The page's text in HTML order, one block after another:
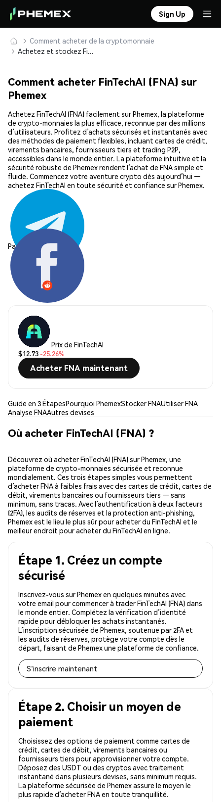
Sign Up
Comment acheter de la cryptomonnaie
Achetez et stockez FinTechAI (FNA) en toute sécurité
Comment acheter FinTechAI (FNA) sur
Phemex
Achetez FinTechAI (FNA) facilement sur Phemex, la plateforme
de crypto-monnaies la plus efficace, reconnue par des millions
d’utilisateurs. Profitez d’achats sécurisés et instantanés avec
des méthodes de paiement flexibles, incluant cartes de crédit,
virements bancaires, fournisseurs tiers et trading P2P,
accessibles dans le monde entier. La plateforme intuitive et la
sécurité robuste de Phemex rendent l’achat de FNA simple et
fluide. Commencez votre aventure crypto dès aujourd’hui —
achetez FinTechAI en toute sécurité et confiance sur Phemex.
Partager:
Prix de FinTechAI
$12.73 -25.26%
Acheter FNA maintenant
Guide en 3 ÉtapesPourquoi PhemexStocker FNAUtiliser FNA
Analyse FNAAutres devises
Où acheter FinTechAI (FNA) ?
Découvrez où acheter FinTechAI (FNA) sur Phemex, une
plateforme de crypto-monnaies sécurisée et reconnue
mondialement. Ces trois étapes simples vous permettent
d’acheter FNA à faibles frais avec des cartes de crédit, cartes de
débit, virements bancaires ou fournisseurs tiers — sans
minimum, sans tracas. Avec l’authentification à deux facteurs
(2FA), les audits de réserves et la protection anti-phishing,
Phemex est le lieu le plus sûr pour acheter du FinTechAI et le
meilleur endroit pour acheter du FinTechAI en ligne.
Étape 1. Créez un compte
sécurisé
Inscrivez-vous sur Phemex en quelques minutes avec
votre email pour commencer à trader FinTechAI (FNA) dans
le monde entier. Complétez la vérification d’identité
rapide pour débloquer les achats instantanés.
L’inscription sécurisée de Phemex, soutenue par 2FA et
les audits de réserves, protège votre compte dès le
départ, faisant de Phemex une plateforme de confiance.
S'inscrire maintenant
Étape 2. Choisir un moyen de
paiement
Choisissez des options de paiement comme cartes de
crédit, cartes de débit, virements bancaires ou
fournisseurs tiers pour approvisionner votre compte.
Déposez des USDT ou des cryptos avec traitement
instantané dans plusieurs devises, sans minimum requis.
La plateforme sécurisée de Phemex assure le moyen le
plus rapide d’acheter FNA en toute tranquillité.